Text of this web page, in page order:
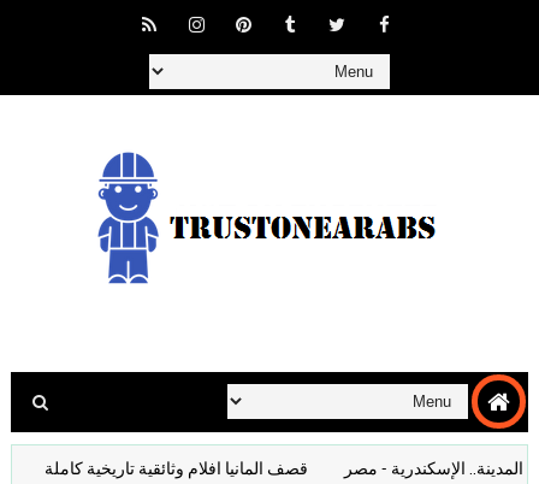
الإسكندرية - مصر قصف المانيا افلام وثائقية تاريخية كاملة فيلم